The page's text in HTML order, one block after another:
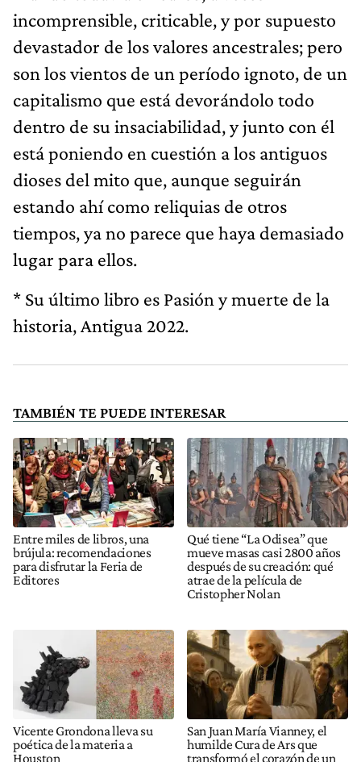
incomprensible, criticable, y por supuesto
devastador de los valores ancestrales; pero
son los vientos de un período ignoto, de un
capitalismo que está devorándolo todo
dentro de su insaciabilidad, y junto con él
está poniendo en cuestión a los antiguos
dioses del mito que, aunque seguirán
estando ahí como reliquias de otros
tiempos, ya no parece que haya demasiado
lugar para ellos.
* Su último libro es Pasión y muerte de la
historia, Antigua 2022.
TAMBIÉN TE PUEDE INTERESAR
Entre miles de libros, una
brújula: recomendaciones
para disfrutar la Feria de
Editores
Qué tiene “La Odisea” que
mueve masas casi 2800 años
después de su creación: qué
atrae de la película de
Cristopher Nolan
Vicente Grondona lleva su
poética de la materia a
Houston
San Juan María Vianney, el
humilde Cura de Ars que
transformó el corazón de un